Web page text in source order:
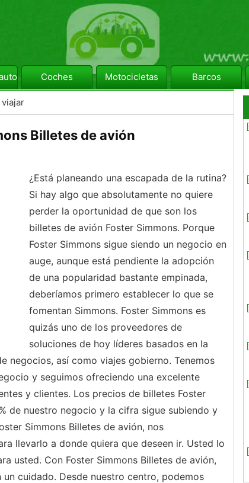
Coches Motocicletas Barcos
viajar
Billetes de avión
¿Está planeando una escapada de la rutina?
Si hay algo que absolutamente no quiere
perder la oportunidad de que son los
billetes de avión Foster Simmons. Porque
Foster Simmons sigue siendo un negocio en
auge, aunque está pendiente la adopción
de una popularidad bastante empinada,
deberíamos primero establecer lo que se
fomentan Simmons. Foster Simmons es
quizás uno de los proveedores de
soluciones de hoy líderes basados ​​en la
negocios, así como viajes gobierno. Tenemos
y seguimos ofreciendo una excelente
y clientes. Los precios de billetes Foster
de nuestro negocio y la cifra sigue subiendo y
Simmons Billetes de avión, nos
llevarlo a donde quiera que deseen ir. Usted lo
usted. Con Foster Simmons Billetes de avión,
cuidado. Desde nuestro centro, podemos